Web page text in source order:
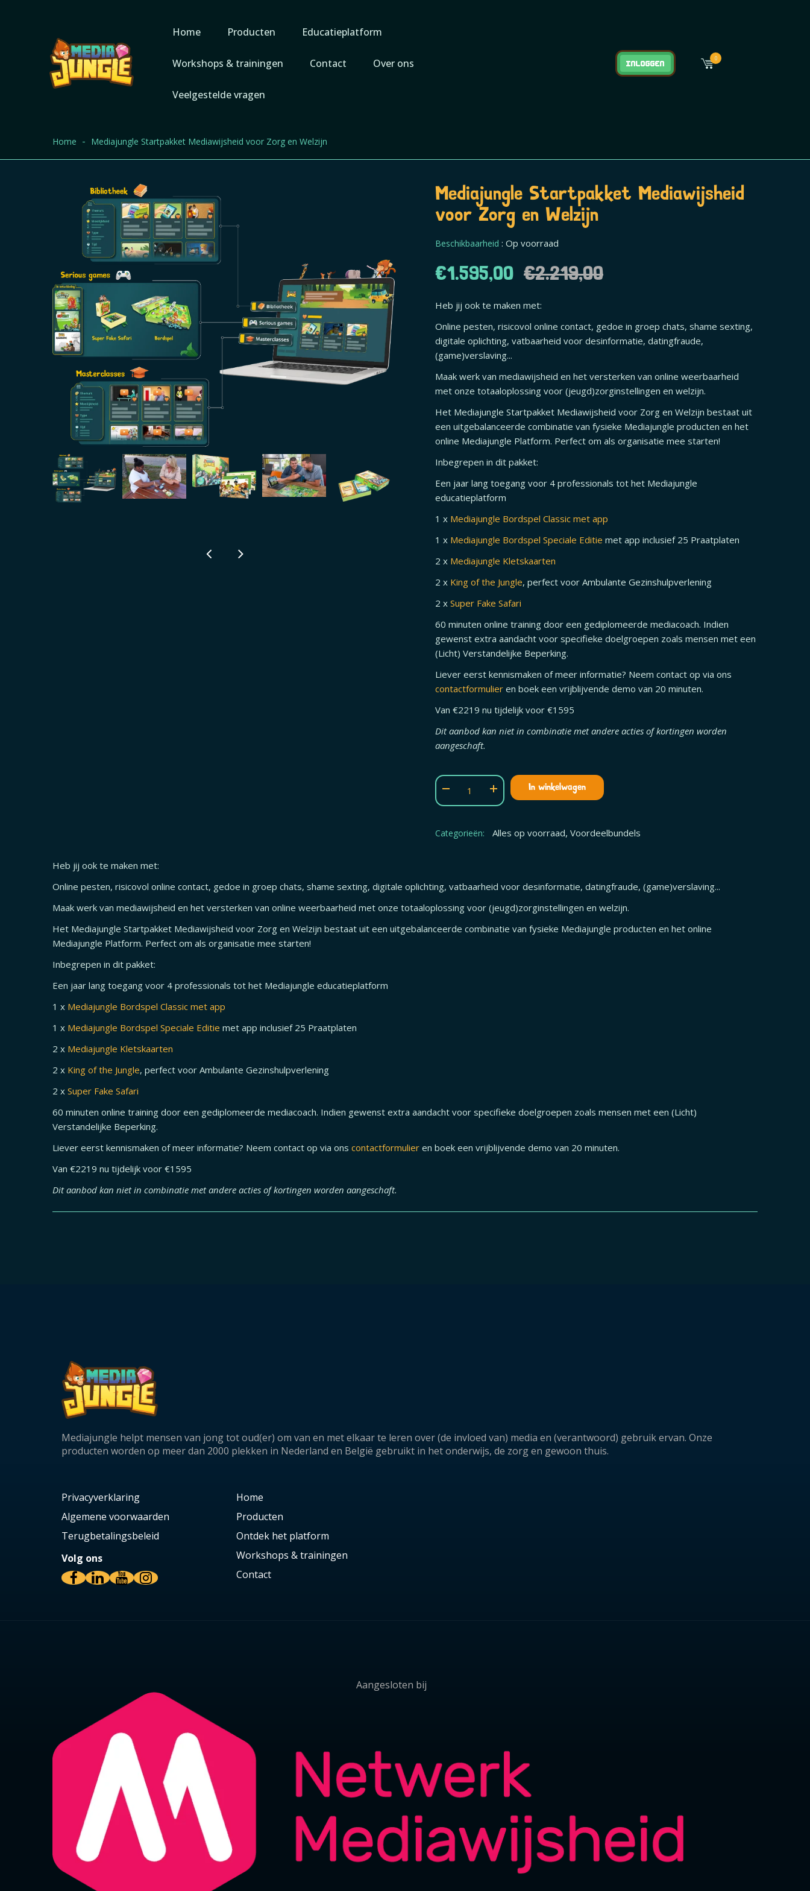
Home Producten Educatieplatform
Workshops & trainingen Contact Over ons
Veelgestelde vragen
Inloggen
0
Home Mediajungle Startpakket Mediawijsheid voor Zorg en Welzijn
Mediajungle Startpakket Mediawijsheid
voor Zorg en Welzijn
Beschikbaarheid : Op voorraad
€1.595,00 €2.219,00
Heb jij ook te maken met:
Online pesten, risicovol online contact, gedoe in groep chats, shame sexting,
digitale oplichting, vatbaarheid voor desinformatie, datingfraude,
(game)verslaving...
Maak werk van mediawijsheid en het versterken van online weerbaarheid
met onze totaaloplossing voor (jeugd)zorginstellingen en welzijn.
Het Mediajungle Startpakket Mediawijsheid voor Zorg en Welzijn bestaat uit
een uitgebalanceerde combinatie van fysieke Mediajungle producten en het
online Mediajungle Platform. Perfect om als organisatie mee starten!
Inbegrepen in dit pakket:
Een jaar lang toegang voor 4 professionals tot het Mediajungle
educatieplatform
1 x Mediajungle Bordspel Classic met app
1 x Mediajungle Bordspel Speciale Editie met app inclusief 25 Praatplaten
2 x Mediajungle Kletskaarten
2 x King of the Jungle, perfect voor Ambulante Gezinshulpverlening
2 x Super Fake Safari
60 minuten online training door een gediplomeerde mediacoach. Indien
gewenst extra aandacht voor specifieke doelgroepen zoals mensen met een
(Licht) Verstandelijke Beperking.
Liever eerst kennismaken of meer informatie? Neem contact op via ons
contactformulier en boek een vrijblijvende demo van 20 minuten.
Van €2219 nu tijdelijk voor €1595
Dit aanbod kan niet in combinatie met andere acties of kortingen worden
aangeschaft.
In winkelwagen
Categorieën: Alles op voorraad, Voordeelbundels
Heb jij ook te maken met:
Online pesten, risicovol online contact, gedoe in groep chats, shame sexting, digitale oplichting, vatbaarheid voor desinformatie, datingfraude, (game)verslaving...
Maak werk van mediawijsheid en het versterken van online weerbaarheid met onze totaaloplossing voor (jeugd)zorginstellingen en welzijn.
Het Mediajungle Startpakket Mediawijsheid voor Zorg en Welzijn bestaat uit een uitgebalanceerde combinatie van fysieke Mediajungle producten en het online
Mediajungle Platform. Perfect om als organisatie mee starten!
Inbegrepen in dit pakket:
Een jaar lang toegang voor 4 professionals tot het Mediajungle educatieplatform
1 x Mediajungle Bordspel Classic met app
1 x Mediajungle Bordspel Speciale Editie met app inclusief 25 Praatplaten
2 x Mediajungle Kletskaarten
2 x King of the Jungle, perfect voor Ambulante Gezinshulpverlening
2 x Super Fake Safari
60 minuten online training door een gediplomeerde mediacoach. Indien gewenst extra aandacht voor specifieke doelgroepen zoals mensen met een (Licht)
Verstandelijke Beperking.
Liever eerst kennismaken of meer informatie? Neem contact op via ons contactformulier en boek een vrijblijvende demo van 20 minuten.
Van €2219 nu tijdelijk voor €1595
Dit aanbod kan niet in combinatie met andere acties of kortingen worden aangeschaft.
Mediajungle helpt mensen van jong tot oud(er) om van en met elkaar te leren over (de invloed van) media en (verantwoord) gebruik ervan. Onze
producten worden op meer dan 2000 plekken in Nederland en België gebruikt in het onderwijs, de zorg en gewoon thuis.
Home
Producten
Ontdek het platform
Workshops & trainingen
Contact
Privacyverklaring
Algemene voorwaarden
Terugbetalingsbeleid
Volg ons
Aangesloten bij